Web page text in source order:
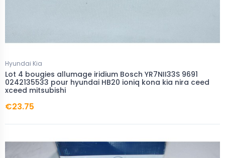
Hyundai Kia
Lot 4 bougies allumage iridium Bosch YR7NII33S 9691
0242135533 pour hyundai HB20 ioniq kona kia nira ceed
xceed mitsubishi
€23.75